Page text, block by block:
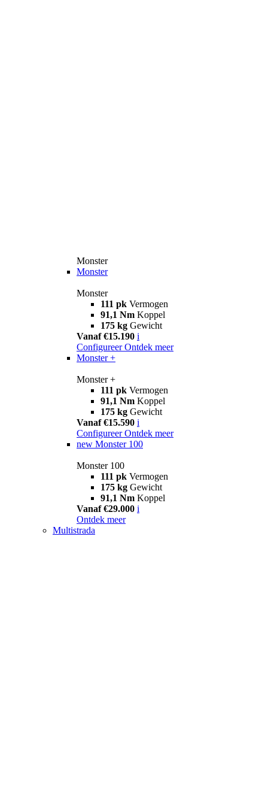
Monster
Monster
Monster
111 pk Vermogen
91,1 Nm Koppel
175 kg Gewicht
Vanaf €15.190 i
Configureer Ontdek meer
Monster +
Monster +
111 pk Vermogen
91,1 Nm Koppel
175 kg Gewicht
Vanaf €15.590 i
Configureer Ontdek meer
new Monster 100
Monster 100
111 pk Vermogen
175 kg Gewicht
91,1 Nm Koppel
Vanaf €29.000 i
Ontdek meer
Multistrada